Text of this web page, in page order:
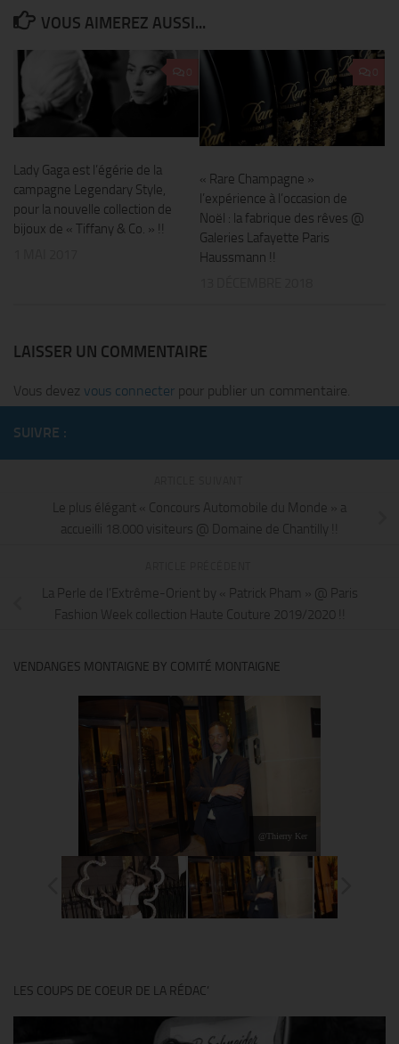
VOUS AIMEREZ AUSSI...
Lady Gaga est l’égérie de la
campagne Legendary Style,
pour la nouvelle collection de
bijoux de « Tiffany & Co. » !!
« Rare Champagne »
l’expérience à l’occasion de
Noël : la fabrique des rêves @
Galeries Lafayette Paris
Haussmann !!
LAISSER UN COMMENTAIRE
Vous devez vous connecter pour publier un commentaire.
SUIVRE :
Le plus élégant « Concours Automobile du Monde » a
accueilli 18.000 visiteurs @ Domaine de Chantilly !!
La Perle de l’Extrême-Orient by « Patrick Pham » @ Paris
Fashion Week collection Haute Couture 2019/2020 !!
VENDANGES MONTAIGNE BY COMITÉ MONTAIGNE
@Thierry Ker
LES COUPS DE COEUR DE LA RÉDAC’